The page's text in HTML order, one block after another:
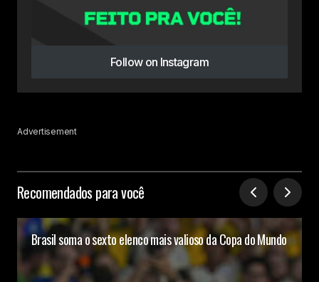
Follow on Instagram
Advertisement
Recomendados para você
Brasil soma o sexto elenco mais valioso da Copa do Mundo